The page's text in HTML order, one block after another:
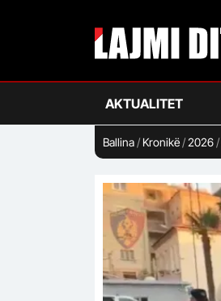
AKTUALITET
Ballina/ Kronikë/2026/